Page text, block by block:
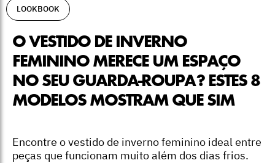
LOOKBOOK
O VESTIDO DE INVERNO
FEMININO MERECE UM ESPAÇO
NO SEU GUARDA-ROUPA? ESTES 8
MODELOS MOSTRAM QUE SIM
Encontre o vestido de inverno feminino ideal entre
peças que funcionam muito além dos dias frios.